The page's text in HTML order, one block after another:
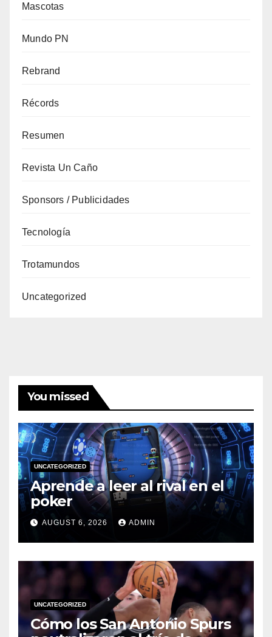
Mascotas
Mundo PN
Rebrand
Récords
Resumen
Revista Un Caño
Sponsors / Publicidades
Tecnología
Trotamundos
Uncategorized
You missed
UNCATEGORIZED
Aprende a leer al rival en el
poker
AUGUST 6, 2026 ADMIN
UNCATEGORIZED
Cómo los San Antonio Spurs